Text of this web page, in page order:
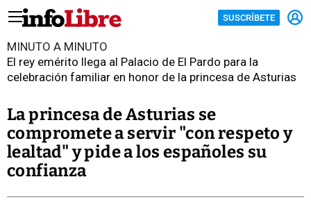
SUSCRÍBETE
MINUTO A MINUTO
El rey emérito llega al Palacio de El Pardo para la
celebración familiar en honor de la princesa de Asturias
La princesa de Asturias se
compromete a servir "con respeto y
lealtad" y pide a los españoles su
confianza